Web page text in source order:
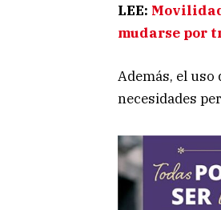
LEE:
mudarse por
Además, el
necesidades